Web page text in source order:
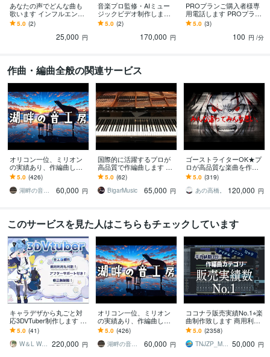
あなたの声でどんな曲も
歌います インフルエンサ
ーや、アイドルプロデュ
ーサーの方にもおすすめ
5.0 (2)
25,000 円
音楽プロ監修・AIミュー
ジックビデオ制作します
プロの制作ノウハウで妥
協のない仕上がり
5.0 (2)
170,000 円
PROプランご購入者様専
用電話します PROプラン
ご購入者様専用電話窓口
5.0 (3)
100 円 /分
作曲・編曲全般の関連サービス
オリコン一位、ミリオン
の実績あり、作編曲しま
す ピアノが特に得意で
す。ピアノアレンジはお
任せください。
5.0 (426)
湖畔の音工房
60,000 円
国際的に活躍するプロが
高品質で作編曲します 歴2
5年以上、オリジナル曲の
作曲編曲、カラオケ音源
のアレンジ
5.0 (62)
BigarMusic
65,000 円
ゴーストライターOK★プ
ロが高品質な楽曲を作り
ます 作詞作曲のみ・BGM
制作OK/ミックスマスタリ
ングまで◎
5.0 (319)
あの高橋。
120,000 円
このサービスを見た人はこちらもチェックしています
キャラデザから丸ごと対
応3DVTuber制作します 修
正無制限！MMD、パーフ
ェクトフェイス、VRchat
対応！
5.0 (41)
W＆L Work Shop 220,000 円
オリコン一位、ミリオン
の実績あり、作編曲しま
す ピアノが特に得意で
す。ピアノアレンジはお
任せください。
5.0 (426)
湖畔の音工房
60,000 円
ココナラ販売実績No.1⭐︎楽
曲制作致します 商用利用
OK♫ リピーター多数の楽
曲制作サービスです
5.0 (2358)
TNJZP_MUSIC 50,000 円